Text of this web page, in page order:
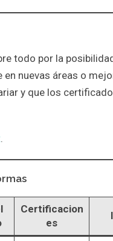
todo por la
nuevas áreas o
y que los
.
Certificacion
es